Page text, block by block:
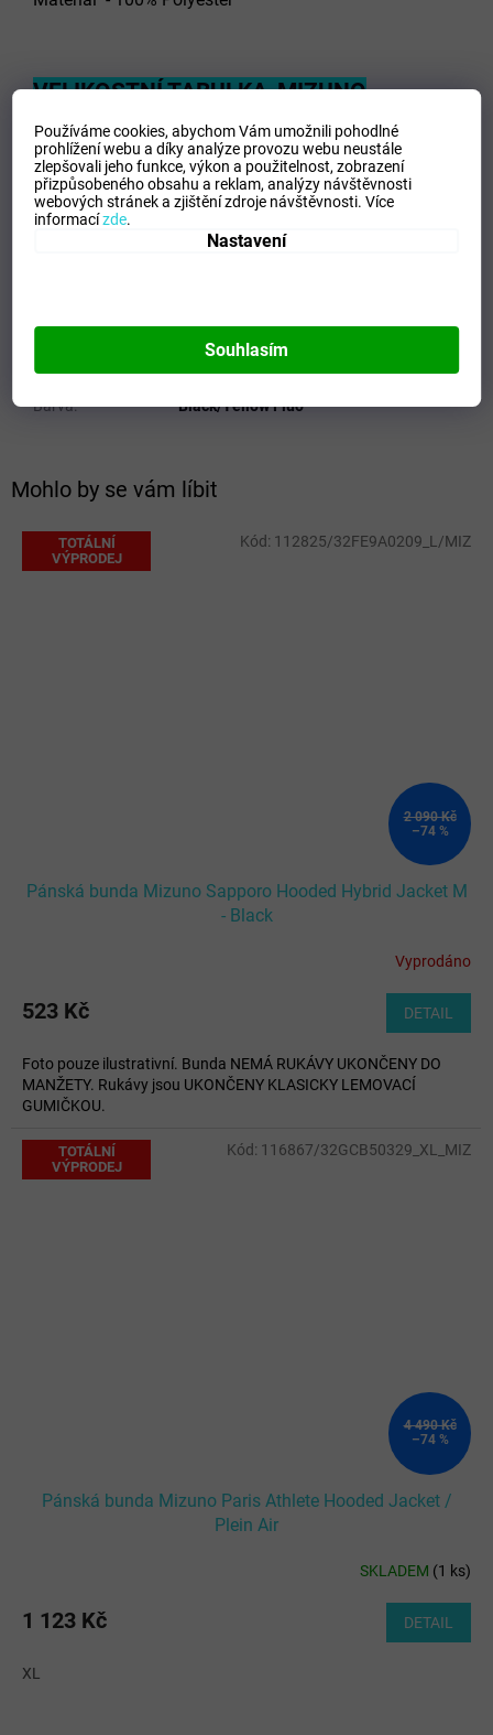
Používáme cookies, abychom Vám umožnili pohodlné
prohlížení webu a díky analýze provozu webu neustále
zlepšovali jeho funkce, výkon a použitelnost,zobrazení
přizpůsobeného obsahu a reklam, analýzy návštěvnosti
webových stránek a zjištění zdroje návštěvnosti.Více
informacízde.
Nastavení
Souhlasím
Mohlo by se vám líbit
TOTÁLNÍ
VÝPRODEJ
2 090 Kč
–74 %
Pánská bunda Mizuno Sapporo Hooded Hybrid Jacket M
- Black
produktu
z
5
hvězdiček.
Vyprodáno
523 Kč DETAIL
Foto pouze ilustrativní. Bunda NEMÁ RUKÁVY UKONČENY DO
MANŽETY. Rukávy jsou UKONČENY KLASICKY LEMOVACÍ
GUMIČKOU.
Kód: 112825/32FE9A0209_L/MIZ
TOTÁLNÍ
VÝPRODEJ
4 490 Kč
–74 %
Pánská bunda Mizuno Paris Athlete Hooded Jacket /
Plein Air
SKLADEM (1 ks)
1 123 Kč DETAIL
XL
Kód: 116867/32GCB50329_XL_MIZ
VELIKOSTNÍ TABULKA_MIZUNO
Doplňkové parametry
Kategorie
5054698337752
Kategorie:
Bundy
Running
Materiálové složení:
100% Polyester
Barva: Black/Yellow Fluo